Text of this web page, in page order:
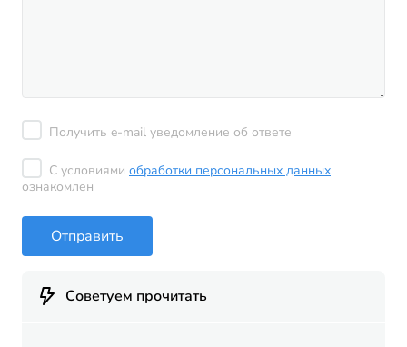
Получить e-mail уведомление об ответе
С условиями обработки персональных данных
ознакомлен
Отправить
Советуем прочитать